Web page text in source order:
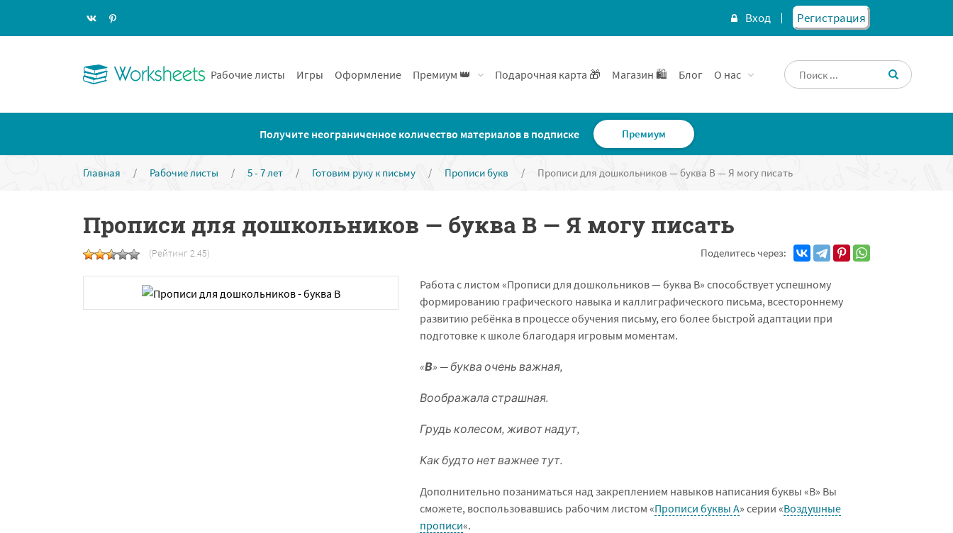
Вход Регистрация
Рабочие листы Игры Оформление Премиум 👑 Подарочная карта 🎁 Магазин 🛍️ Блог О нас
Получите неограниченное количество материалов в подписке Премиум
Главная / Рабочие листы / 5 - 7 лет / Готовим руку к письму / Прописи букв / Прописи для дошкольников — буква В — Я могу писать
Прописи для дошкольников — буква В — Я могу писать
(Рейтинг 2.45) Поделитесь через:
Работа с листом «Прописи для дошкольников — буква В» способствует успешному
формированию графического навыка и каллиграфического письма, всестороннему
развитию ребёнка в процессе обучения письму, его более быстрой адаптации при
подготовке к школе благодаря игровым моментам.
«В» — буква очень важная,
Воображала страшная.
Грудь колесом, живот надут,
Как будто нет важнее тут.
Дополнительно позаниматься над закреплением навыков написания буквы «В» Вы
сможете, воспользовавшись рабочим листом «Прописи буквы А» серии «Воздушные
прописи«.